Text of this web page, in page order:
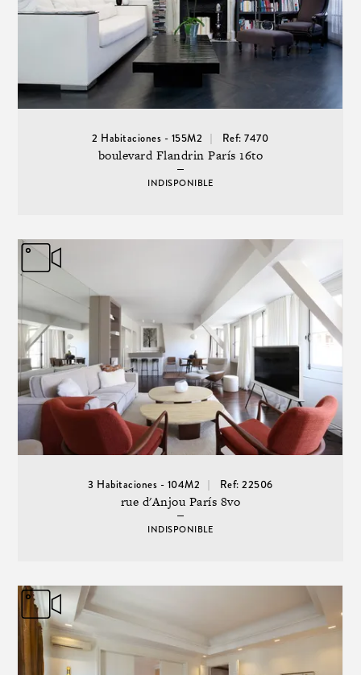
2 Habitaciones - 155M2 Ref: 7470
boulevard Flandrin París 16to
INDISPONIBLE
3 Habitaciones - 104M2 Ref: 22506
rue d'Anjou París 8vo
INDISPONIBLE